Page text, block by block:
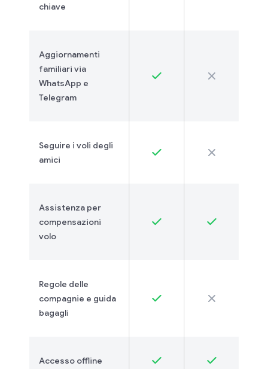
chiave
Aggiornamenti
familiari via
WhatsApp e
Telegram
Seguire i voli degli
amici
Assistenza per
compensazioni
volo
Regole delle
compagnie e guida
bagagli
Accesso offline